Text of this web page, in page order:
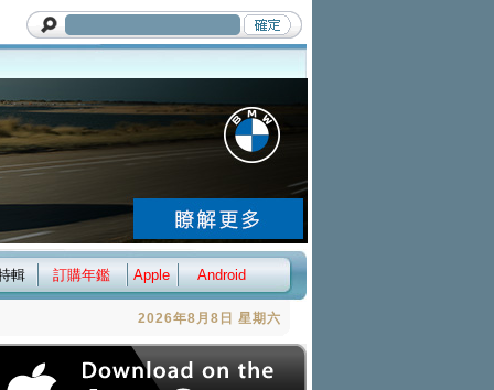
輯 訂購年鑑 Apple Android
2026年8月8日 星期六